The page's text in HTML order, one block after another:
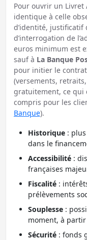
Pour ouvrir un Livret
identique à celle
d’identité,
d’interrogation de
euros minimum est
sauf à La Banque
pour initier le
(versements,
gratuitement, ce qui
compris pour les
Banque).
Historique: plus
dans le
Accessibilité:
françaises
Fiscalité:
prélèvements
Souplesse:
moment, à
Sécurité: fonds